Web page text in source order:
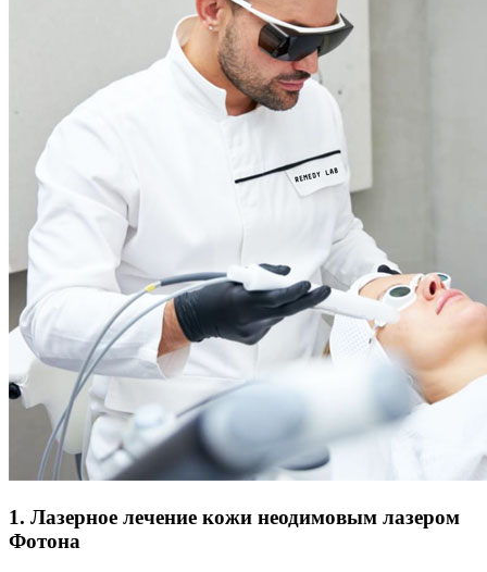
1. Лазерное лечение кожи неодимовым лазером
Фотона